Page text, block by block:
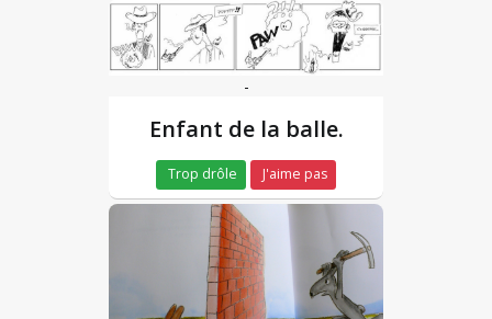
-
Enfant de la balle.
Trop drôle J'aime pas